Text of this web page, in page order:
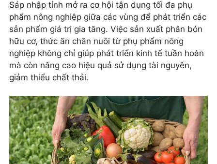
Sáp nhập tỉnh mở ra cơ hội tận dụng tối đa phụ
phẩm nông nghiệp giữa các vùng để phát triển các
sản phẩm giá trị gia tăng. Việc sản xuất phân bón
hữu cơ, thức ăn chăn nuôi từ phụ phẩm nông
nghiệp không chỉ giúp phát triển kinh tế tuần hoàn
mà còn nâng cao hiệu quả sử dụng tài nguyên,
giảm thiểu chất thải.